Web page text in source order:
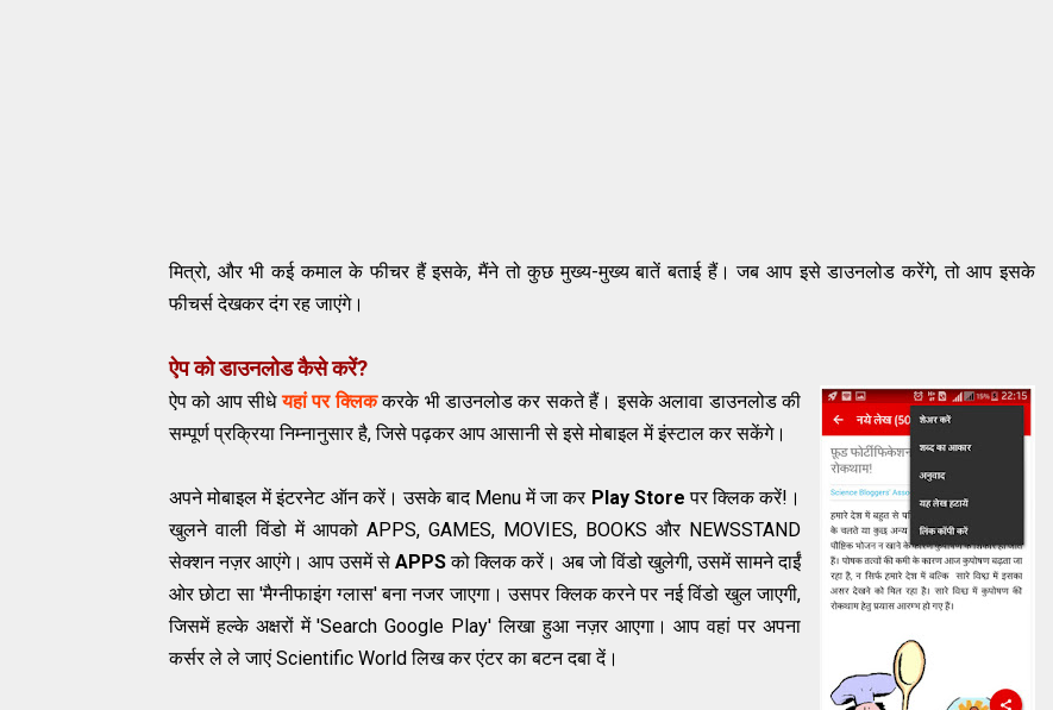
मित्रो, और भी कई कमाल के फीचर हैं इसके, मैंने तो कुछ मुख्य-मुख्य बातें बताई हैं। जब आप इसे डाउनलोड करेंगे, तो आप इसके
फीचर्स देखकर दंग रह जाएंगे।
ऐप को डाउनलोड कैसे करें?
ऐप को आप सीधेयहां पर क्लिककरके भी डाउनलोड कर सकते हैं। इसके अलावा डाउनलोड की
सम्पूर्ण प्रक्रिया निम्नानुसार है, जिसे पढ़कर आप आसानी से इसे मोबाइल में इंस्टाल कर सकेंगे।
अपने मोबाइल में इंटरनेट ऑन करें। उसके बाद Menu में जा करPlay Storeपर क्लिक करें!।
खुलने वाली विंडो में आपको APPS, GAMES, MOVIES, BOOKS और NEWSSTAND
सेक्शन नज़र आएंगे। आप उसमें से APPSको क्लिक करें। अब जो विंडो खुलेगी, उसमें सामने दाईं
ओर छोटा सा 'मैग्नीफाइंग ग्लास' बना नजर जाएगा। उसपर क्लिक करने पर नई विंडो खुल जाएगी,
जिसमें हल्के अक्षरों में 'Search Google Play' लिखा हुआ नज़र आएगा। आप वहां पर अपना
कर्सर ले ले जाएं Scientific World लिख कर एंटर का बटन दबा दें।